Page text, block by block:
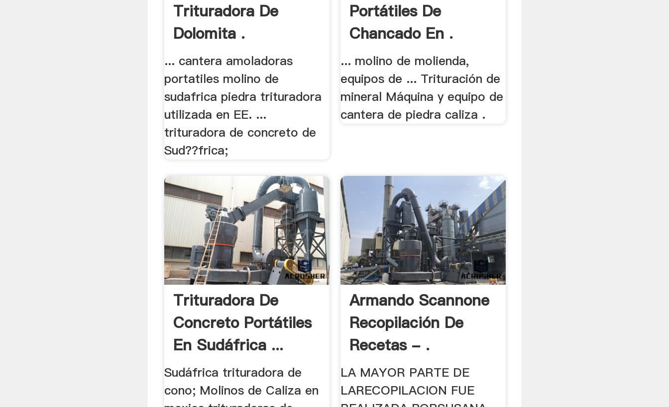
Trituradora De
Dolomita .
... cantera amoladoras
portatiles molino de
sudafrica piedra trituradora
utilizada en EE. ...
trituradora de concreto de
Sud??frica;
Portátiles De
Chancado En .
... molino de molienda,
equipos de ... Trituración de
mineral Máquina y equipo de
cantera de piedra caliza .
Trituradora De
Concreto Portátiles
En Sudáfrica ...
Sudáfrica trituradora de
cono; Molinos de Caliza en
Armando Scannone
Recopilación De
Recetas - .
LA MAYOR PARTE DE
LARECOPILACION FUE